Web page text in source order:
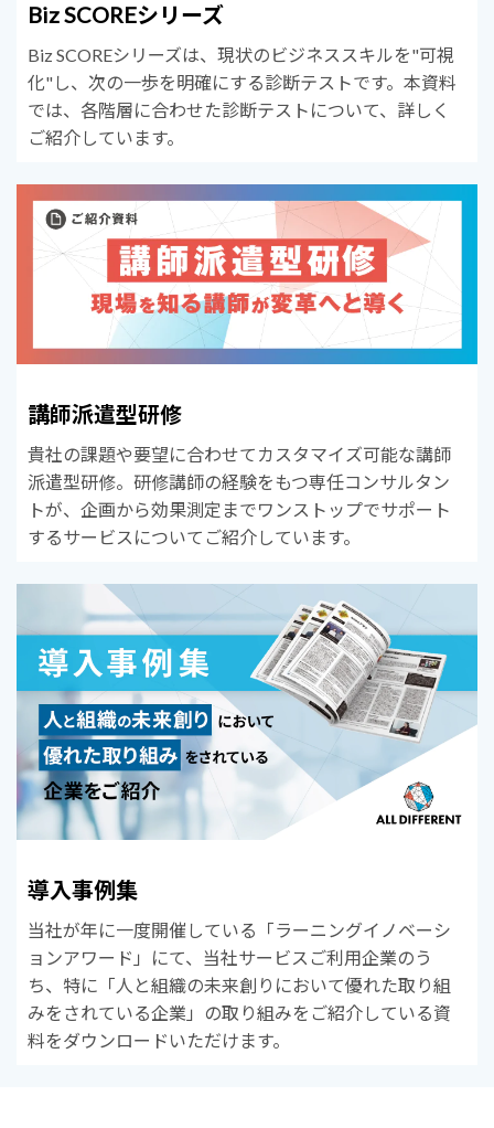
Biz SCOREシリーズ
Biz SCOREシリーズは、現状のビジネススキルを"可視
化"し、次の一歩を明確にする診断テストです。本資料
では、各階層に合わせた診断テストについて、詳しく
ご紹介しています。
講師派遣型研修
貴社の課題や要望に合わせてカスタマイズ可能な講師
派遣型研修。研修講師の経験をもつ専任コンサルタン
トが、企画から効果測定までワンストップでサポート
するサービスについてご紹介しています。
導入事例集
当社が年に一度開催している「ラーニングイノベーシ
ョンアワード」にて、当社サービスご利用企業のう
ち、特に「人と組織の未来創りにおいて優れた取り組
みをされている企業」の取り組みをご紹介している資
料をダウンロードいただけます。